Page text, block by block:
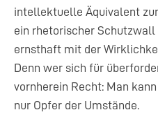
intellektuelle Äquivalent
ein rhetorischer Schutzwall
ernsthaft mit der
Denn wer sich für
vornherein Recht: Man
nur Opfer der Umstände.